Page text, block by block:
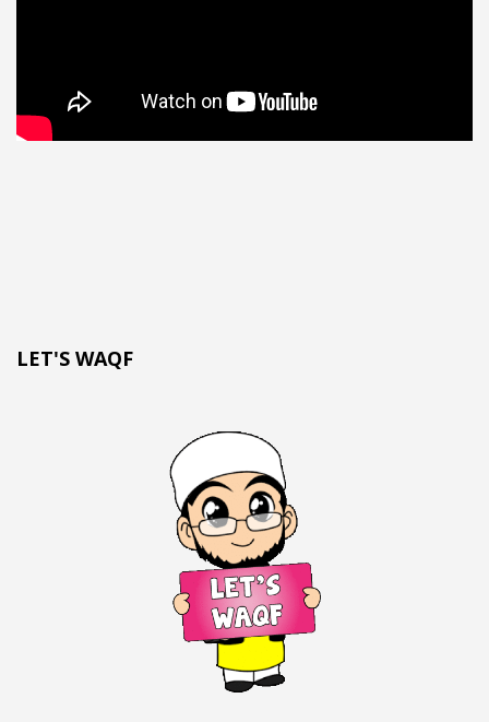
LET'S WAQF